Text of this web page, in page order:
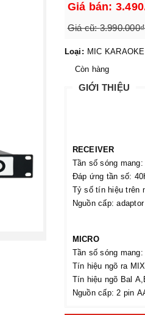
Giá bán:
Giá cũ:3.990.000₫
Loại: MIC KARAOKE
Còn hàng
GIỚI THIỆU
RECEIVER
Tần số sóng
Đáp ứng tần số:
Tỷ số tín hiệu trên
Nguồn cấp:
MICRO
Tần số sóng
Tín hiệu ngõ ra
Tín hiệu ngõ Bal
Nguồn cấp: 2 pin